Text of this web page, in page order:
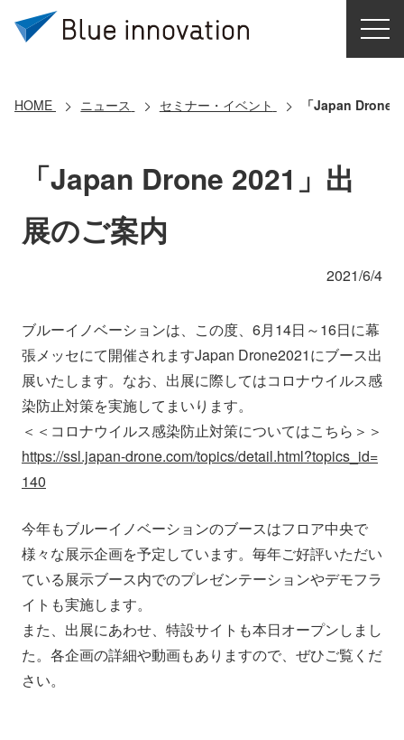
導入事例
コアテクノロジー
お問い合わせ
会社情報 ニュース
IR情報 English
HOME ニュース セミナー・イベント 「Japan Drone
「Japan Drone 2021」出
展のご案内
2021/6/4
ブルーイノベーションは、この度、6月14日～16日に幕
張メッセにて開催されますJapan Drone2021にブース出
展いたします。なお、出展に際してはコロナウイルス感
染防止対策を実施してまいります。
＜＜コロナウイルス感染防止対策についてはこちら＞＞
https://ssl.japan-drone.com/topics/detail.html?topics_id=
140
今年もブルーイノベーションのブースはフロア中央で
様々な展示企画を予定しています。毎年ご好評いただい
ている展示ブース内でのプレゼンテーションやデモフラ
イトも実施します。
また、出展にあわせ、特設サイトも本日オープンしまし
た。各企画の詳細や動画もありますので、ぜひご覧くだ
さい。